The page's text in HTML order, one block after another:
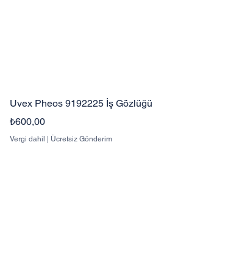
Uvex Pheos 9192225 İş Gözlüğü
Fiyat
₺600,00
Vergi dahil Ücretsiz Gönderim